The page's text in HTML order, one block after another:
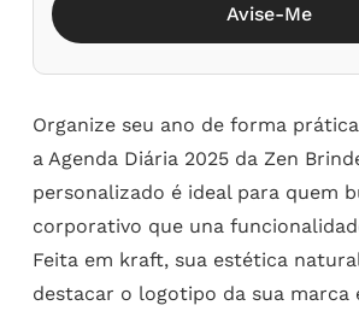
Avise-Me
Organize seu ano de forma
a Agenda Diária 2025 da Zen
personalizado é ideal para quem
corporativo que una
Feita em kraft, sua estética
destacar o logotipo da sua marca